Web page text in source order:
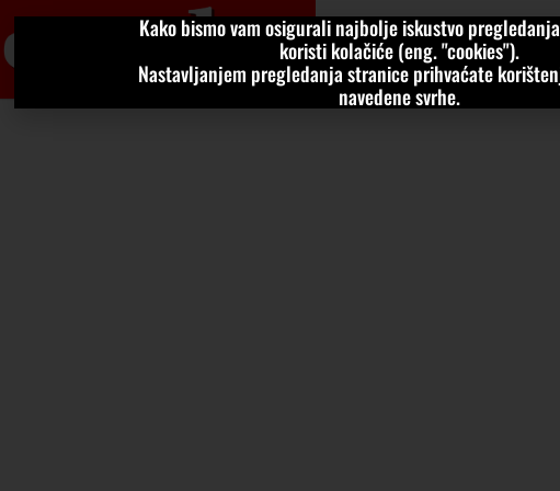
VIJESTI KOLUMNE
Kako bismo vam osigurali najbolje iskustvo
koristi kolačiće (eng. "cookies").
Nastavljanjem pregledanja stranice prihvaćate
navedene svrhe.